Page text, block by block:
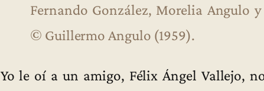
Fernando González, Morelia Angulo
© Guillermo Angulo (1959).
Yo le oí a un amigo, Félix Ángel Vallejo,